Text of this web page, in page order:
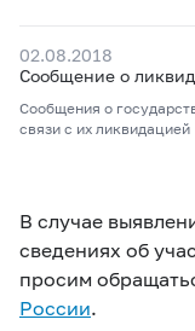
02.08.2018
Сообщение о
Сообщения о
связи с их ликвидацией
В случае
сведениях об
просим
России.